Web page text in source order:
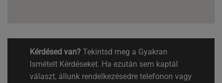
Kérdésed van? Tekintsd meg a Gyakran
Ismételt Kérdéseket. Ha ezután sem kaptál
választ, állunk rendelkezésedre telefonon vagy